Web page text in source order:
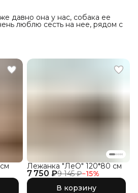
давно она у нас, собака ее
люблю сесть на нее, рядом с
7 750 ₽9 145 ₽−15%
Лежанка "ЛеО" 120*80 см
В корзину